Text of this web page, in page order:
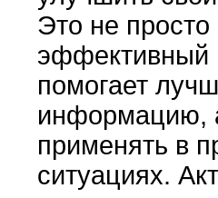
Это не
эффективный
помогает
информацию,
применять в
ситуациях.